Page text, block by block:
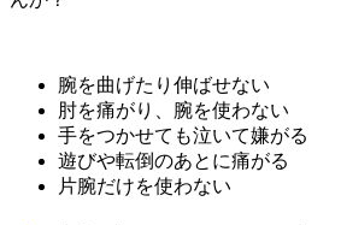
腕を曲げたり伸ばせない
肘を痛がり、腕を使わない
手をつかせても泣いて嫌がる
遊びや転倒のあとに痛がる
片腕だけを使わない